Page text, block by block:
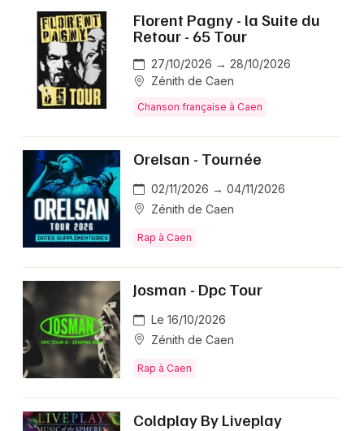
Florent Pagny - la Suite du
Retour - 65 Tour
27/10/2026 → 28/10/2026
Zénith de Caen
Chanson française à Caen
Orelsan - Tournée
02/11/2026 → 04/11/2026
Zénith de Caen
Rap à Caen
Josman - Dpc Tour
Le 16/10/2026
Zénith de Caen
Rap à Caen
Coldplay By Liveplay